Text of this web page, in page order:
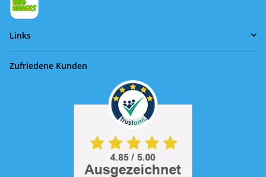
Links
Zufriedene Kunden